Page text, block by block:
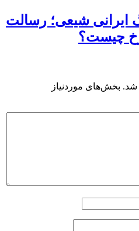
ایرانی شیعی؛ رسالت
چیست؟
شد. بخش‌های موردنیاز